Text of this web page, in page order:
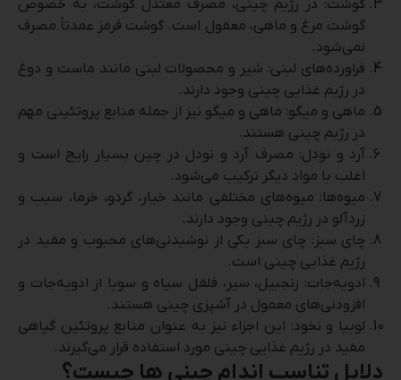
گوشت: در رژیم چینی، مصرف معتدل گوشت، به خصوص
گوشت مرغ و ماهی، معقول است. گوشت قرمز عمدتاً مصرف
نمی‌شود.
فراورده‌های لبنی: شیر و محصولات لبنی مانند ماست و دوغ
در رژیم غذایی چینی وجود دارند.
ماهی و میگو: ماهی و میگو نیز از جمله منابع پروتئینی مهم
در رژیم چینی هستند.
آرد و نودل: مصرف آرد و نودل در چین بسیار رایج است و
اغلب با مواد دیگر ترکیب می‌شود.
میوه‌ها: میوه‌های مختلفی مانند خیار، گردو، خرما، سیب و
زردآلو در رژیم چینی وجود دارند.
چای سبز: چای سبز یکی از نوشیدنی‌های محبوب و مفید در
رژیم غذایی چینی است.
ادویه‌جات: زنجبیل، سیر، فلفل سیاه و سویا از ادویه‌جات و
افزودنی‌های معمول در آشپزی چینی هستند.
لوبیا و نخود: این اجزاء نیز به عنوان منابع پروتئین گیاهی
مفید در رژیم غذایی چینی مورد استفاده قرار می‌گیرند.
دلایل تناسب اندام چینی ها چیست؟